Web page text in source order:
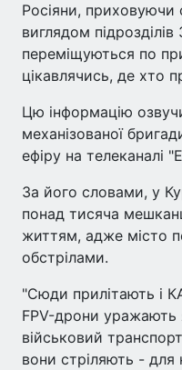
Росіяни, приховуючи
виглядом
переміщуються по
цікавлячись, де хто
Цю інформацію
механізованої
ефіру на телеканалі
За його словами, у
понад тисяча
життям, адже місто
обстрілами.
"Сюди прилітають і
FPV-дрони уражають
військовий
вони стріляють -